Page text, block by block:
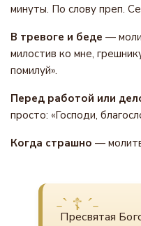
минуты. По слову преп.
В тревоге и беде —
милостив ко мне,
помилуй».
Перед работой или
просто: «Господи,
Когда страшно —
Пресвятая